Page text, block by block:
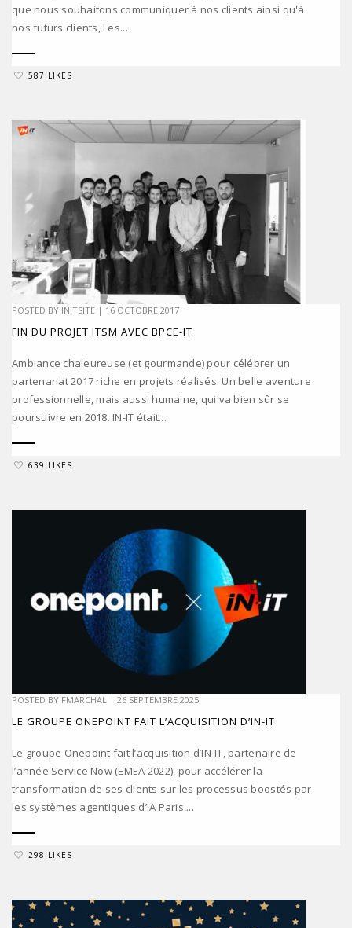
que nous souhaitons communiquer à nos clients ainsi qu'à
nos futurs clients, Les...
587 LIKES
POSTED BY INITSITE | 16 OCTOBRE 2017
FIN DU PROJET ITSM AVEC BPCE-IT
Ambiance chaleureuse (et gourmande) pour célébrer un
partenariat 2017 riche en projets réalisés. Un belle aventure
professionnelle, mais aussi humaine, qui va bien sûr se
poursuivre en 2018. IN-IT était...
639 LIKES
POSTED BY FMARCHAL | 26 SEPTEMBRE 2025
LE GROUPE ONEPOINT FAIT L’ACQUISITION D’IN-IT
Le groupe Onepoint fait l’acquisition d’IN-IT, partenaire de
l’année Service Now (EMEA 2022), pour accélérer la
transformation de ses clients sur les processus boostés par
les systèmes agentiques d’IA Paris,...
298 LIKES